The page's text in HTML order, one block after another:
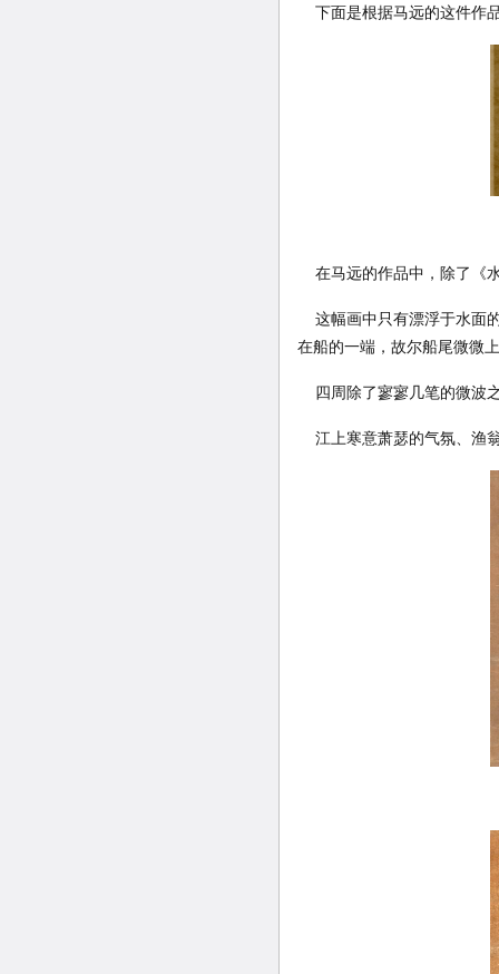
下面是根据马远的这件作
在马远的作品中，除了《
这幅画中只有漂浮于水面
在船的一端，故尔船尾微微
四周除了寥寥几笔的微波
江上寒意萧瑟的气氛、渔